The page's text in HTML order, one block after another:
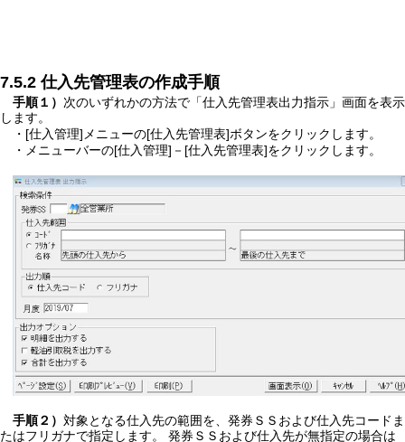
7.5.2 仕入先管理表の作成手順
手順１） 次のいずれかの方法で「仕入先管理表出力指示」画面を表示
します。
・[仕入管理]メニューの[仕入先管理表]ボタンをクリックします。
・メニューバーの[仕入管理]－[仕入先管理表]をクリックします。
手順２） 対象となる仕入先の範囲を、発券ＳＳおよび仕入先コードま
たはフリガナで指定します。 発券ＳＳおよび仕入先が無指定の場合は